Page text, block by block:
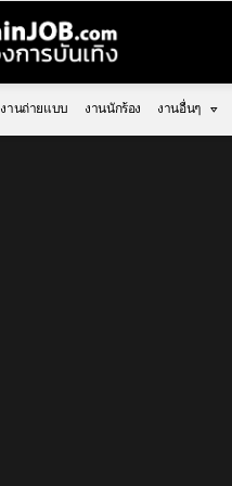
งานถ่ายแบบ งานนักร้อง งานอื่นๆ